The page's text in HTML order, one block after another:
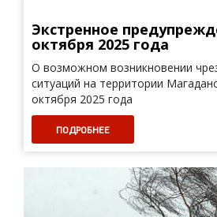
Экстренное
октября 2025 года
О возможном возникновении
ситуаций на территории
октября 2025 года
ПОДРОБНЕЕ